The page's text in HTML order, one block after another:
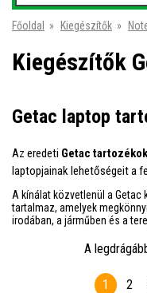
Főoldal » Kiegészítők »
Kiegészítők
Getac laptop
Az eredeti Getac tartozékok
laptopjainak lehetőségeit a
A kínálat közvetlenül a
tartalmaz, amelyek
irodában, a járműben és a
A
1 2